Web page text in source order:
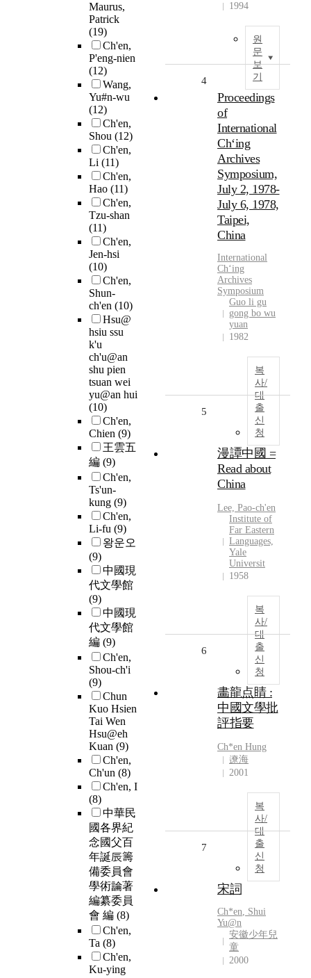
Maurus,
Patrick
(19)
Ch'en,
P'eng-nien
(12)
Wang,
Yu#n-wu
(12)
Ch'en,
Shou (12)
Ch'en,
Li (11)
Ch'en,
Hao (11)
Ch'en,
Tzu-shan
(11)
Ch'en,
Jen-hsi
(10)
Ch'en,
Shun-
ch'en (10)
Hsu@
hsiu ssu
k'u
ch'u@an
shu pien
tsuan wei
yu@an hui
(10)
Ch'en,
Chien (9)
王雲五
編 (9)
Ch'en,
Ts'un-
kung (9)
Ch'en,
Li-fu (9)
왕운오
(9)
中國現
代文學館
(9)
中國現
代文學館
編 (9)
Ch'en,
Shou-ch'i
(9)
Chun
Kuo Hsien
Tai Wen
Hsu@eh
Kuan (9)
Ch'en,
Ch'un (8)
Ch'en, I
(8)
中華民
國各界紀
念國父百
年誕辰籌
備委員會
學術論著
編纂委員
會 編 (8)
Ch'en,
Ta (8)
Ch'en,
Ku-ying
1994
원
문
보
기
4
Proceedings
of
International
Chʻing
Archives
Symposium,
July 2, 1978-
July 6, 1978,
Taipei,
China
International
Chʻing
Archives
Symposium
Guo li gu
gong bo wu
yuan
1982
복
사/
대
출
신
청
5
漫譚中國 =
Read about
China
Lee, Pao-ch'en
Institute of
Far Eastern
Languages,
Yale
Universit
1958
복
사/
대
출
신
청
6
畵龍点睛 :
中國文學批
評指要
Ch*en Hung
遼海
2001
복
사/
대
출
신
청
7
宋詞
Ch*en, Shui
Yu@n
安徽少年兒
童
2000